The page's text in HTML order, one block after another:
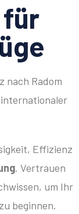
nach Radom
Effizienz
. Vertrauen
um Ihr
beginnen.